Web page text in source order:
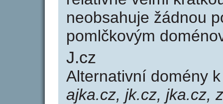
neobsahuje žádnou
pomlčkovým
J.cz
Alternativní domény
ajka.cz, jk.cz, jka.cz,